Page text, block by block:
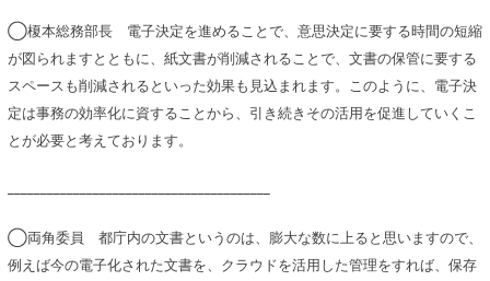
◯榎本総務部長 電子決定を進めることで、意思決定に要する時間の短縮
が図られますとともに、紙文書が削減されることで、文書の保管に要する
スペースも削減されるといった効果も見込まれます。このように、電子決
定は事務の効率化に資することから、引き続きその活用を促進していくこ
とが必要と考えております。
◯両角委員 都庁内の文書というのは、膨大な数に上ると思いますので、
例えば今の電子化された文書を、クラウドを活用した管理をすれば、保存